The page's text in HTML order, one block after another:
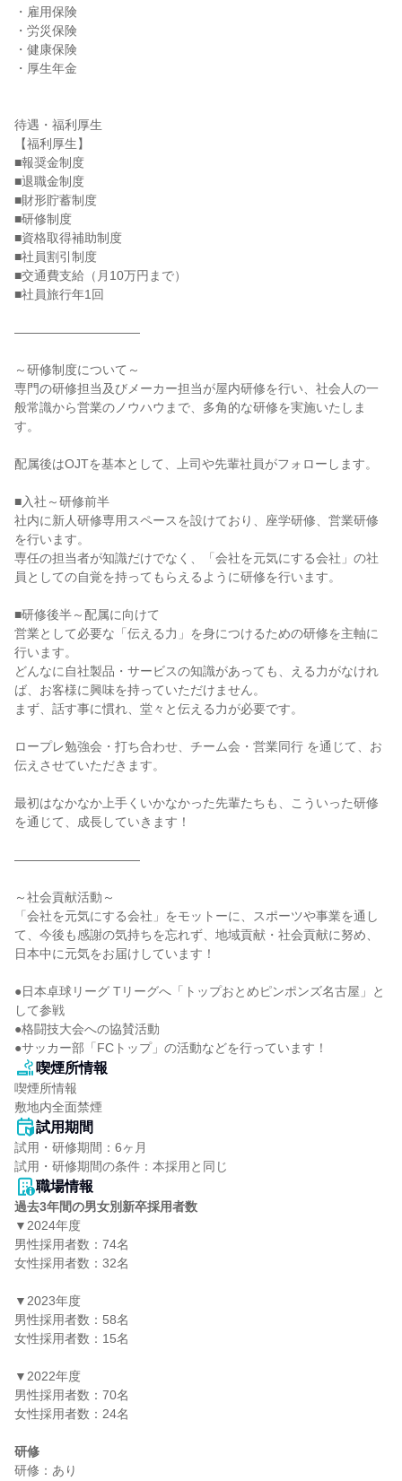
・雇用保険
・労災保険
・健康保険
・厚生年金
待遇・福利厚生
【福利厚生】
■報奨金制度
■退職金制度
■財形貯蓄制度
■研修制度
■資格取得補助制度
■社員割引制度
■交通費支給（月10万円まで）
■社員旅行年1回
――――――――――
～研修制度について～
専門の研修担当及びメーカー担当が屋内研修を行い、社会人の一
般常識から営業のノウハウまで、多角的な研修を実施いたしま
す。
配属後はOJTを基本として、上司や先輩社員がフォローします。
■入社～研修前半
社内に新人研修専用スペースを設けており、座学研修、営業研修
を行います。
専任の担当者が知識だけでなく、「会社を元気にする会社」の社
員としての自覚を持ってもらえるように研修を行います。
■研修後半～配属に向けて
営業として必要な「伝える力」を身につけるための研修を主軸に
行います。
どんなに自社製品・サービスの知識があっても、える力がなけれ
ば、お客様に興味を持っていただけません。
まず、話す事に慣れ、堂々と伝える力が必要です。
ロープレ勉強会・打ち合わせ、チーム会・営業同行 を通じて、お
伝えさせていただきます。
最初はなかなか上手くいかなかった先輩たちも、こういった研修
を通じて、成長していきます！
――――――――――
～社会貢献活動～
「会社を元気にする会社」をモットーに、スポーツや事業を通し
て、今後も感謝の気持ちを忘れず、地域貢献・社会貢献に努め、
日本中に元気をお届けしています！
●日本卓球リーグ Tリーグへ「トップおとめピンポンズ名古屋」と
して参戦
●格闘技大会への協賛活動
●サッカー部「FCトップ」の活動などを行っています！
喫煙所情報
喫煙所情報
敷地内全面禁煙
試用期間
試用・研修期間：6ヶ月
職場情報
過去3年間の男女別新卒採用者数
▼2024年度
男性採用者数：74名
女性採用者数：32名
▼2023年度
男性採用者数：58名
女性採用者数：15名
▼2022年度
男性採用者数：70名
女性採用者数：24名
研修
研修：あり